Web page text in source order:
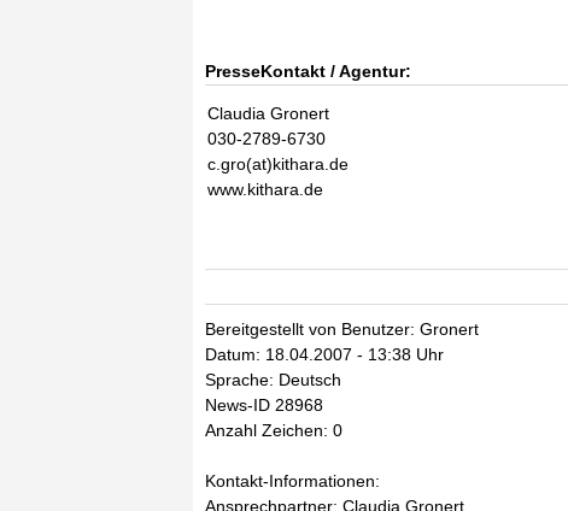
PresseKontakt / Agentur:
Claudia Gronert
030-2789-6730
c.gro(at)kithara.de
www.kithara.de
Bereitgestellt von Benutzer: Gronert
Datum: 18.04.2007 - 13:38 Uhr
Sprache: Deutsch
News-ID 28968
Anzahl Zeichen: 0
Kontakt-Informationen:
Ansprechpartner: Claudia Gronert